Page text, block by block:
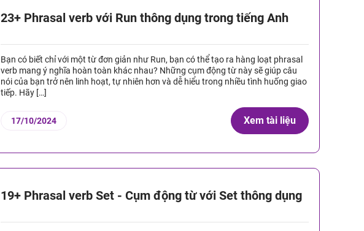
23+ Phrasal verb với Run thông dụng trong tiếng Anh
Bạn có biết chỉ với một từ đơn giản như Run, bạn có thể tạo ra hàng loạt phrasal
verb mang ý nghĩa hoàn toàn khác nhau? Những cụm động từ này sẽ giúp câu
nói của bạn trở nên linh hoạt, tự nhiên hơn và dễ hiểu trong nhiều tình huống giao
tiếp. Hãy […]
17/10/2024 Xem tài liệu
19+ Phrasal verb Set - Cụm động từ với Set thông dụng